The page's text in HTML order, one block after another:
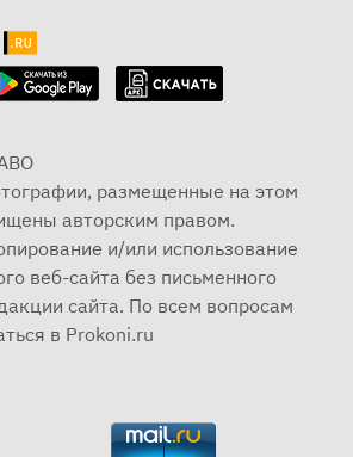
размещенные на этом
авторским правом.
и/или использование
веб-сайта без письменного
сайта. По всем вопросам
в Prokoni.ru